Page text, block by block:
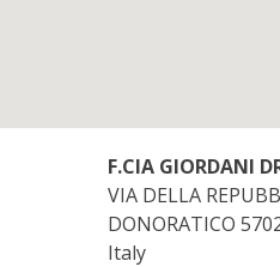
F.CIA GIORDANI
VIA DELLA
DONORATICO
Italy